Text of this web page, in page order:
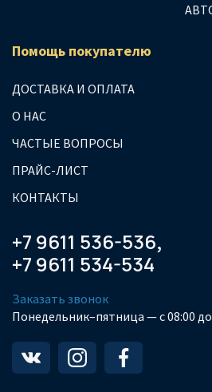
Помощь покупателю
ДОСТАВКА И ОПЛАТА
О НАС
ЧАСТЫЕ ВОПРОСЫ
ПРАЙС-ЛИСТ
КОНТАКТЫ
+7 9611 536-536,
+7 9611 534-534
Заказать звонок
Понедельник–пятница — с 08:00 до